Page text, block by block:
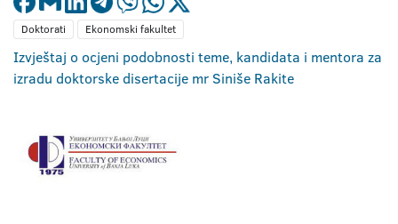
Doktorati Ekonomski fakultet
Izvještaj o ocjeni podobnosti teme, kandidata i mentora za
izradu doktorske disertacije mr Siniše Rakite